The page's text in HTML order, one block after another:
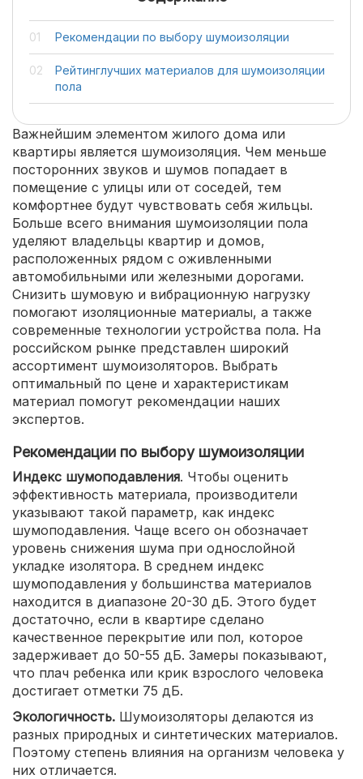
Рекомендации по выбору шумоизоляции
Рейтинглучших материалов для шумоизоляции
пола
Важнейшим элементом жилого дома или
квартиры является шумоизоляция. Чем меньше
посторонних звуков и шумов попадает в
помещение с улицы или от соседей, тем
комфортнее будут чувствовать себя жильцы.
Больше всего внимания шумоизоляции пола
уделяют владельцы квартир и домов,
расположенных рядом с оживленными
автомобильными или железными дорогами.
Снизить шумовую и вибрационную нагрузку
помогают изоляционные материалы, а также
современные технологии устройства пола. На
российском рынке представлен широкий
ассортимент шумоизоляторов. Выбрать
оптимальный по цене и характеристикам
материал помогут рекомендации наших
экспертов.
Рекомендации по выбору шумоизоляции
Индекс шумоподавления. Чтобы оценить
эффективность материала, производители
указывают такой параметр, как индекс
шумоподавления. Чаще всего он обозначает
уровень снижения шума при однослойной
укладке изолятора. В среднем индекс
шумоподавления у большинства материалов
находится в диапазоне 20-30 дБ. Этого будет
достаточно, если в квартире сделано
качественное перекрытие или пол, которое
задерживает до 50-55 дБ. Замеры показывают,
что плач ребенка или крик взрослого человека
достигает отметки 75 дБ.
Экологичность. Шумоизоляторы делаются из
разных природных и синтетических материалов.
Поэтому степень влияния на организм человека у
них отличается.